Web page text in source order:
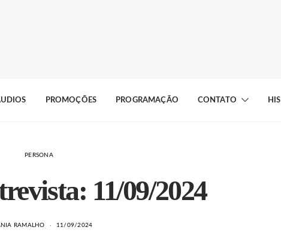
PROMOÇÕES PROGRAMAÇÃO CONTATO
PERSONA
11/09/2024
RAMALHO 11/09/2024